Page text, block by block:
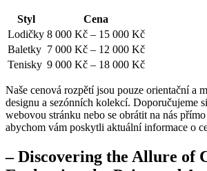
Styl
Cena
Lodičky 8 000‍ Kč – 15‌ 000‌ Kč
Baletky 7 000 Kč – 12 000 Kč
Tenisky 9‌ 000 Kč – 18 000 Kč
Naše cenová rozpětí jsou pouze orientační a
designu⁣ a sezónních kolekcí.⁢ Doporučujeme⁢
⁤webovou stránku nebo se obrátit na nás
abychom⁤ vám⁣ poskytli aktuální informace o
– Discovering the Allure of